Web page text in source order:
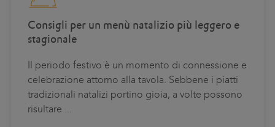
Consigli per un menù natalizio più leggero e
stagionale
Il periodo festivo è un momento di connessione e
celebrazione attorno alla tavola. Sebbene i piatti
tradizionali natalizi portino gioia, a volte possono
risultare ...